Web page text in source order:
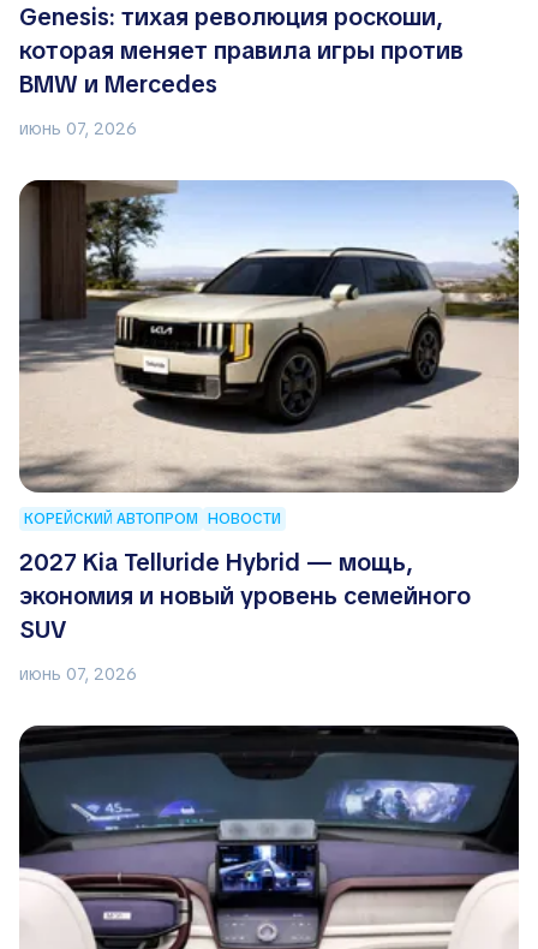
Genesis: тихая революция роскоши,
которая меняет правила игры против
BMW и Mercedes
июнь 07, 2026
КОРЕЙСКИЙ АВТОПРОМ НОВОСТИ
2027 Kia Telluride Hybrid — мощь,
экономия и новый уровень семейного
SUV
июнь 07, 2026